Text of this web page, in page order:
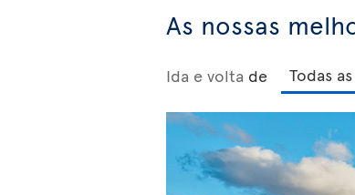
As nossas
Ida e volta de